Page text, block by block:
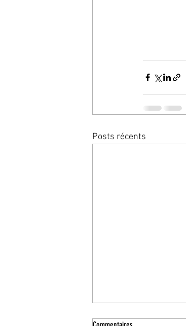
Posts récents